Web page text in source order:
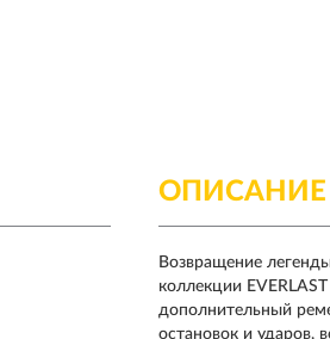
ОПИСАНИЕ
Возвращение
коллекции
дополнительный
остановок и ударов,